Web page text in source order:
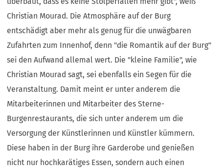
Christian Mourad. Die Atmosphäre auf der Burg
entschädigt aber mehr als genug für die unwägbaren
Zufahrten zum Innenhof, denn "die Romantik auf der Burg"
sei den Aufwand allemal wert. Die "kleine Familie", wie
Christian Mourad sagt, sei ebenfalls ein Segen für die
Veranstaltung. Damit meint er unter anderem die
Mitarbeiterinnen und Mitarbeiter des Sterne-
Burgenrestaurants, die sich unter anderem um die
Versorgung der Künstlerinnen und Künstler kümmern.
Diese haben in der Burg ihre Garderobe und genießen
nicht nur hochkarätiges Essen, sondern auch einen